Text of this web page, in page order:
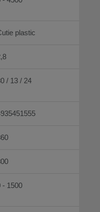
plastic
/ 13 / 24
- 1500